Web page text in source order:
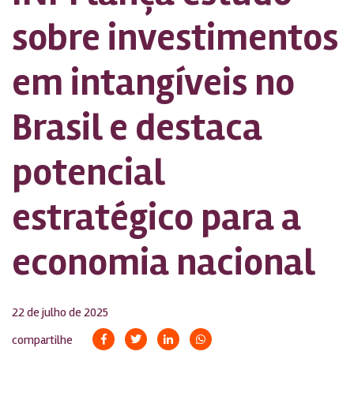
sobre investimentos
em intangíveis no
Brasil e destaca
potencial
estratégico para a
economia nacional
22 de julho de 2025
compartilhe